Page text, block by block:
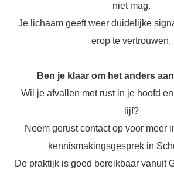
niet mag.
Je lichaam geeft weer duidelijke
erop te vertrouwen.
Ben je klaar om het anders
Wil je afvallen met rust in je hoofd
lijf?
Neem gerust contact op voor meer
kennismakingsgesprek in
De praktijk is goed bereikbaar vanuit